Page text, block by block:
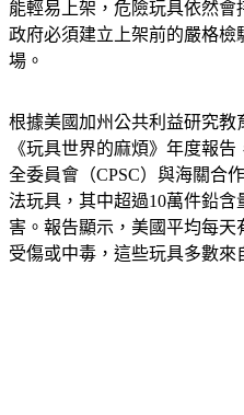
能輕易上架，危險玩具依然會
政府必須建立上架前的嚴格
場。
根據美國加州公共利益研究教
《玩具世界的麻煩》年度報
全委員會（CPSC）與海關合
法玩具，其中超過10萬件鉛
害。報告顯示，美國平均每天
受傷或中毒，這些玩具多數來